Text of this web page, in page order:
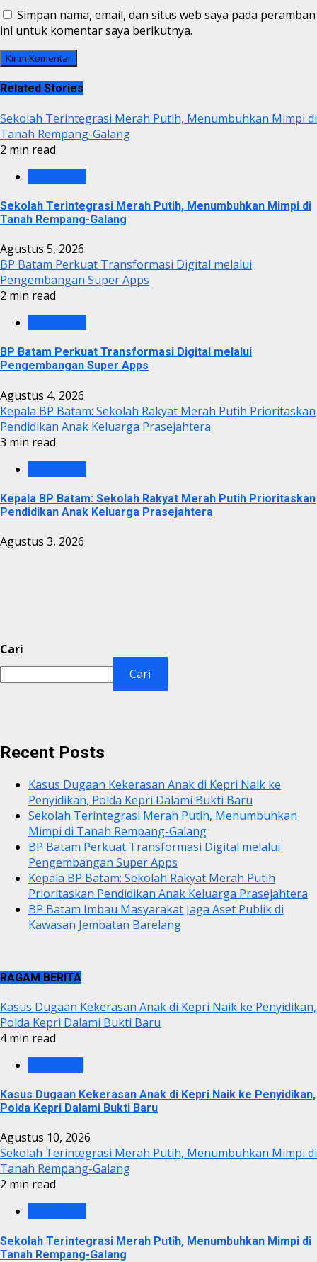
Simpan nama, email, dan situs web saya pada peramban
ini untuk komentar saya berikutnya.
Related Stories
Sekolah Terintegrasi Merah Putih, Menumbuhkan Mimpi di
Tanah Rempang-Galang
2 min read
Sekolah Terintegrasi Merah Putih, Menumbuhkan Mimpi di
Tanah Rempang-Galang
Agustus 5, 2026
BP Batam Perkuat Transformasi Digital melalui
Pengembangan Super Apps
2 min read
BP Batam Perkuat Transformasi Digital melalui
Pengembangan Super Apps
Agustus 4, 2026
Kepala BP Batam: Sekolah Rakyat Merah Putih Prioritaskan
Pendidikan Anak Keluarga Prasejahtera
3 min read
Kepala BP Batam: Sekolah Rakyat Merah Putih Prioritaskan
Pendidikan Anak Keluarga Prasejahtera
Agustus 3, 2026
Cari
Cari
Recent Posts
Kasus Dugaan Kekerasan Anak di Kepri Naik ke
Penyidikan, Polda Kepri Dalami Bukti Baru
Sekolah Terintegrasi Merah Putih, Menumbuhkan
Mimpi di Tanah Rempang-Galang
BP Batam Perkuat Transformasi Digital melalui
Pengembangan Super Apps
Kepala BP Batam: Sekolah Rakyat Merah Putih
Prioritaskan Pendidikan Anak Keluarga Prasejahtera
BP Batam Imbau Masyarakat Jaga Aset Publik di
Kawasan Jembatan Barelang
RAGAM BERITA
Kasus Dugaan Kekerasan Anak di Kepri Naik ke Penyidikan,
Polda Kepri Dalami Bukti Baru
4 min read
Kasus Dugaan Kekerasan Anak di Kepri Naik ke Penyidikan,
Polda Kepri Dalami Bukti Baru
Agustus 10, 2026
Sekolah Terintegrasi Merah Putih, Menumbuhkan Mimpi di
Tanah Rempang-Galang
2 min read
Sekolah Terintegrasi Merah Putih, Menumbuhkan Mimpi di
Tanah Rempang-Galang